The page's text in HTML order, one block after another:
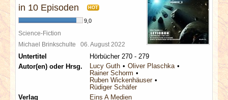
in 10 Episoden
HOT
9,0
Science-Fiction
Michael Brinkschulte 06. August 2022
Untertitel
Hörbücher 270 - 279
Autor(en) oder Hrsg.
Lucy Guth
Oliver Plaschka
Rainer Schorm
Ruben Wickenhäuser
Rüdiger Schäfer
Verlag
Eins A Medien